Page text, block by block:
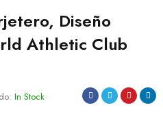
Diseño
Athletic Club
In Stock